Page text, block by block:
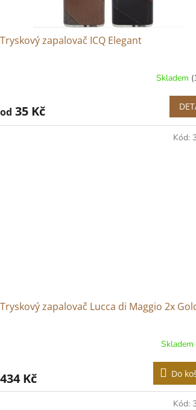
Tryskový zapalovač ICQ Elegant
Skladem
od 35 Kč
Tryskový zapalovač Lucca di Maggio 2x
Skladem
434 Kč Do
Kód:
Kód: